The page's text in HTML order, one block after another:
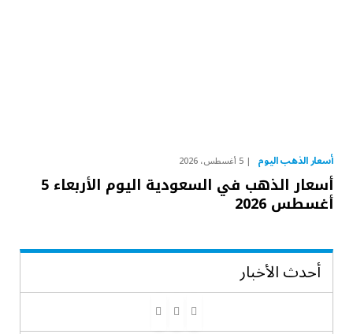
أسعار الذهب اليوم 5 أغسطس، 2026
أسعار الذهب في السعودية اليوم الأربعاء 5
أغسطس 2026
أحدث الأخبار